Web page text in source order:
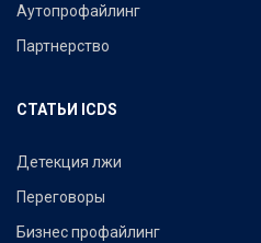
Аутопрофайлинг
Партнерство
СТАТЬИ ICDS
Детекция лжи
Переговоры
Бизнес профайлинг